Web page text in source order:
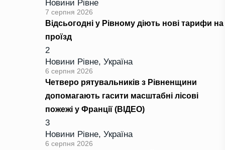
Новини Рівне
7 серпня 2026
Відсьогодні у Рівному діють нові тарифи на
проїзд
2
Новини Рівне, Україна
6 серпня 2026
Четверо рятувальників з Рівненщини
допомагають гасити масштабні лісові
пожежі у Франції (ВІДЕО)
3
Новини Рівне, Україна
6 серпня 2026